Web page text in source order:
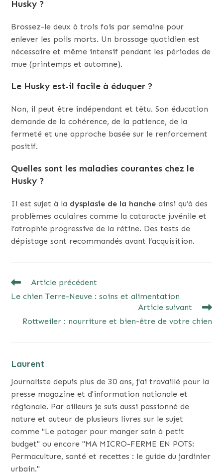
Husky ?
Brossez-le deux à trois fois par semaine pour
enlever les poils morts. Un brossage quotidien est
nécessaire et même intensif pendant les périodes de
mue (printemps et automne).
Le Husky est-il facile à éduquer ?
Non, il peut être indépendant et têtu. Son éducation
demande de la cohérence, de la patience, de la
fermeté et une approche basée sur le renforcement
positif.
Quelles sont les maladies courantes chez le
Husky ?
Il est sujet à la dysplasie de la hanche ainsi qu’à des
problèmes oculaires comme la cataracte juvénile et
l’atrophie progressive de la rétine. Des tests de
dépistage sont recommandés avant l’acquisition.
READ
ARTICLES
Article précédent
Le chien Terre-Neuve : soins et alimentation
Article suivant
Rottweiler : nourriture et bien-être de votre chien
Laurent
Journaliste depuis plus de 30 ans, j'ai travaillé pour la
presse magazine et d'information nationale et
régionale. Par ailleurs je suis aussi passionné de
nature et auteur de plusieurs livres sur le sujet
comme "Le potager pour manger sain à petit
budget" ou encore "MA MICRO-FERME EN POTS:
Permaculture, santé et recettes : le guide du jardinier
urbain."